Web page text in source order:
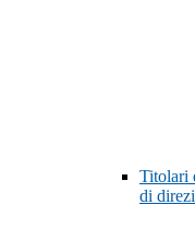
Titolari
di